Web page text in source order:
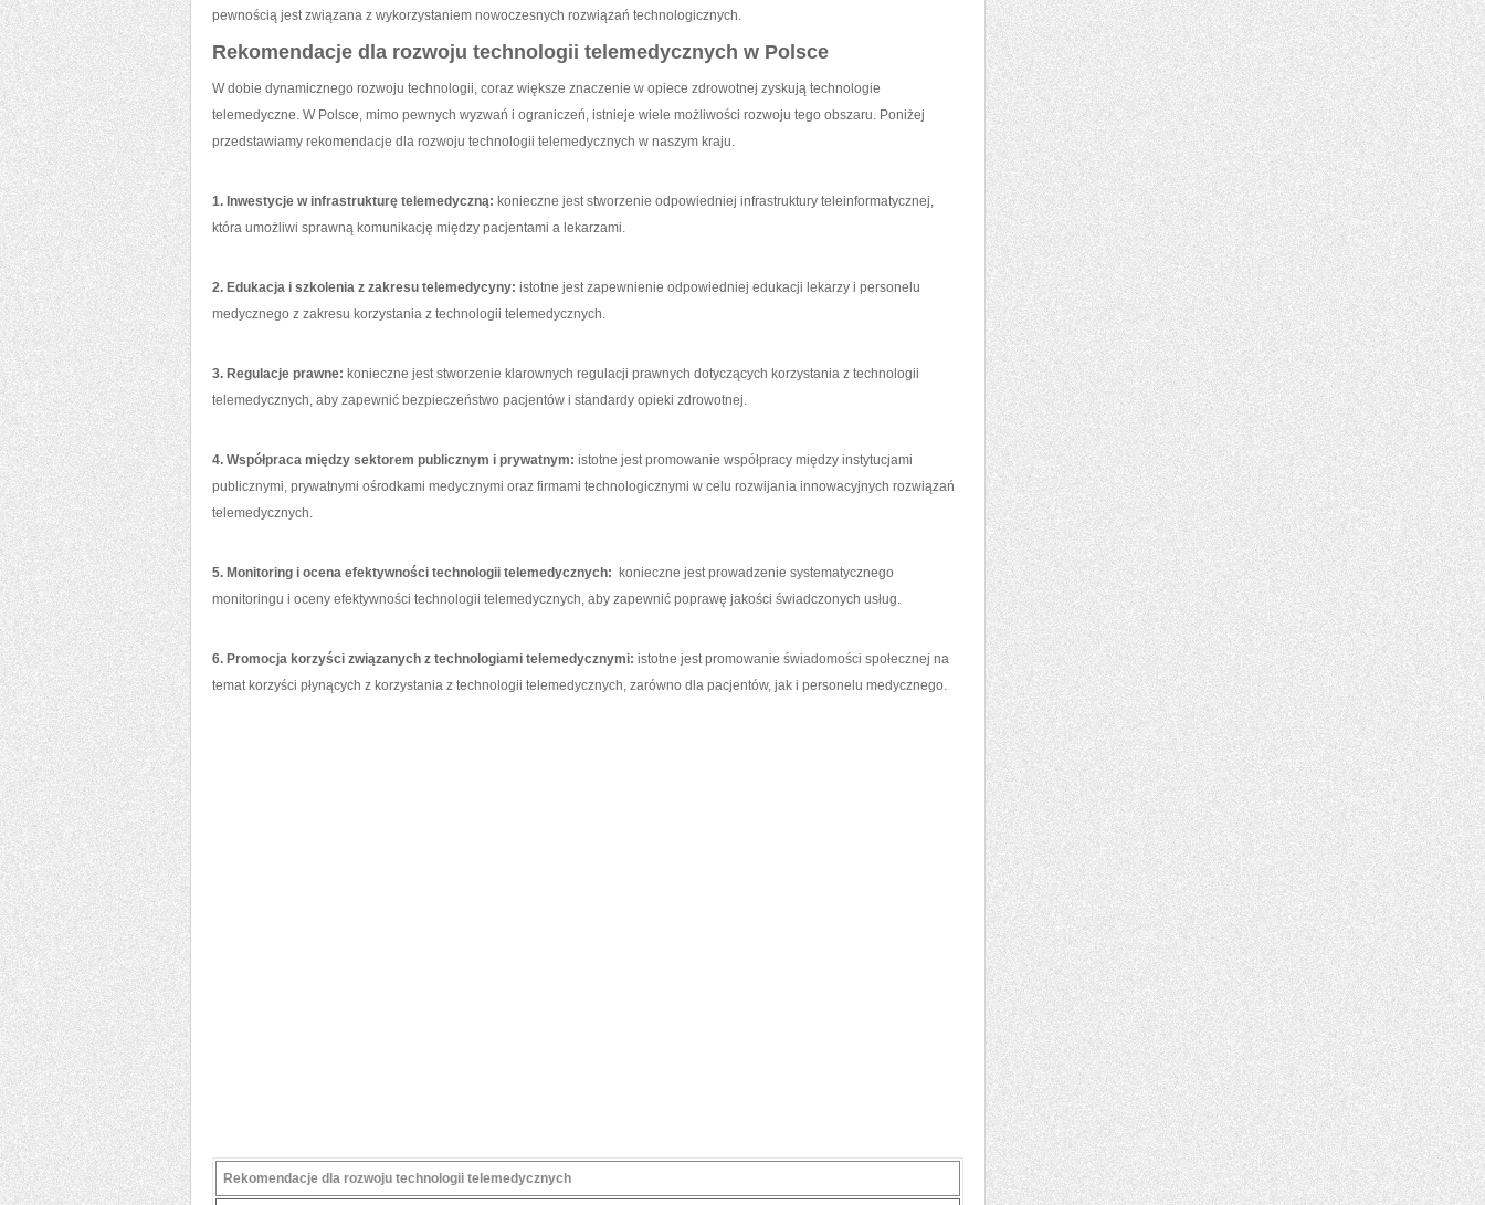
pewnością jest związana z wykorzystaniem nowoczesnych rozwiązań technologicznych.
Rekomendacje dla rozwoju technologii telemedycznych w Polsce
W dobie dynamicznego rozwoju technologii, coraz większe znaczenie w opiece zdrowotnej zyskują technologie
telemedyczne. W Polsce, mimo pewnych wyzwań i ograniczeń, istnieje‍ wiele ‍możliwości rozwoju tego obszaru. Poniżej
przedstawiamy rekomendacje dla rozwoju technologii telemedycznych w naszym⁣ kraju.
1. Inwestycje w infrastrukturę telemedyczną: konieczne jest stworzenie odpowiedniej infrastruktury teleinformatycznej,
która umożliwi sprawną komunikację między pacjentami a lekarzami.
2. Edukacja i szkolenia z zakresu telemedycyny: istotne jest zapewnienie odpowiedniej edukacji lekarzy i personelu
medycznego z zakresu korzystania z technologii telemedycznych.
3. Regulacje prawne: konieczne jest stworzenie klarownych regulacji prawnych dotyczących korzystania z technologii
telemedycznych, aby zapewnić bezpieczeństwo pacjentów i standardy opieki zdrowotnej.
4. Współpraca między sektorem⁢ publicznym ​i prywatnym: ⁢istotne jest promowanie współpracy między instytucjami
publicznymi, prywatnymi ośrodkami ‌medycznymi oraz firmami technologicznymi w celu rozwijania innowacyjnych rozwiązań
telemedycznych.
5. Monitoring‌ i ocena efektywności technologii telemedycznych: ‍ konieczne jest prowadzenie systematycznego
monitoringu i oceny efektywności technologii telemedycznych, aby zapewnić⁢ poprawę⁢ jakości świadczonych usług.
6. Promocja korzyści związanych⁣ z technologiami telemedycznymi: istotne jest promowanie świadomości ⁣społecznej na
temat korzyści płynących z korzystania z technologii telemedycznych, ​zarówno dla pacjentów, jak i personelu medycznego.
Rekomendacje dla rozwoju technologii telemedycznych